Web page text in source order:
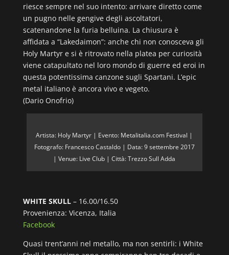
riesce sempre nel suo intento: arrivare diretto come
un pugno nelle gengive degli ascoltatori,
scatenandone la furia belluina. La chiusura è
affidata a “Lakedaimon”: anche chi non conosceva gli
Holy Martyr e si è ritrovato nella platea per curiosità
viene catapultato nel loro mondo di guerre ed eroi in
questa potentissima canzone sugli Spartani. L’epic
metal italiano è ancora vivo e vegeto.
(Dario Onofrio)
Artista: Holy Martyr | Evento: Metalitalia.com Festival |
Fotografo: Francesco Castaldo | Data: 9 settembre 2017
| Venue: Live Club | Città: Trezzo Sull Adda
WHITE SKULL– 16.00/16.50
Provenienza: Vicenza, Italia
Facebook
Quasi trent’anni nel metallo, ma non sentirli: i White